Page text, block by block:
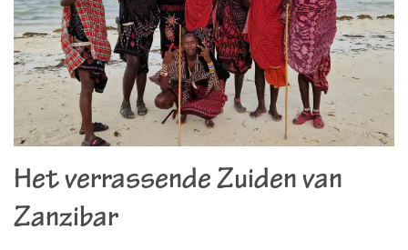
Het verrassende Zuiden van
Zanzibar